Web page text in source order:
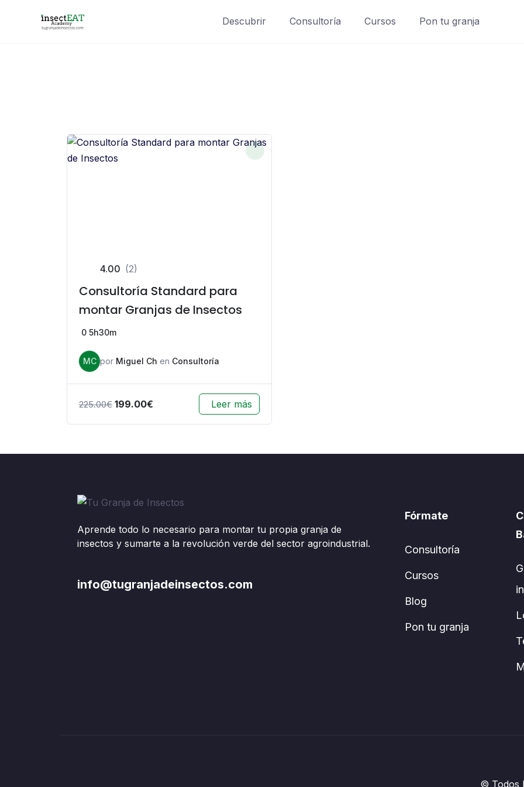
Descubrir Consultoría Cursos Pon tu granja
4.00 (2)
Consultoría Standard para
montar Granjas de Insectos
0 5h30m
MC por Miguel Ch en Consultoría
225.00€ 199.00€ Leer más
Aprende todo lo necesario para montar tu propia granja de
insectos y sumarte a la revolución verde del sector agroindustrial.
info@tugranjadeinsectos.com
Fórmate
Consultoría
Cursos
Blog
Pon tu granja
© Todos